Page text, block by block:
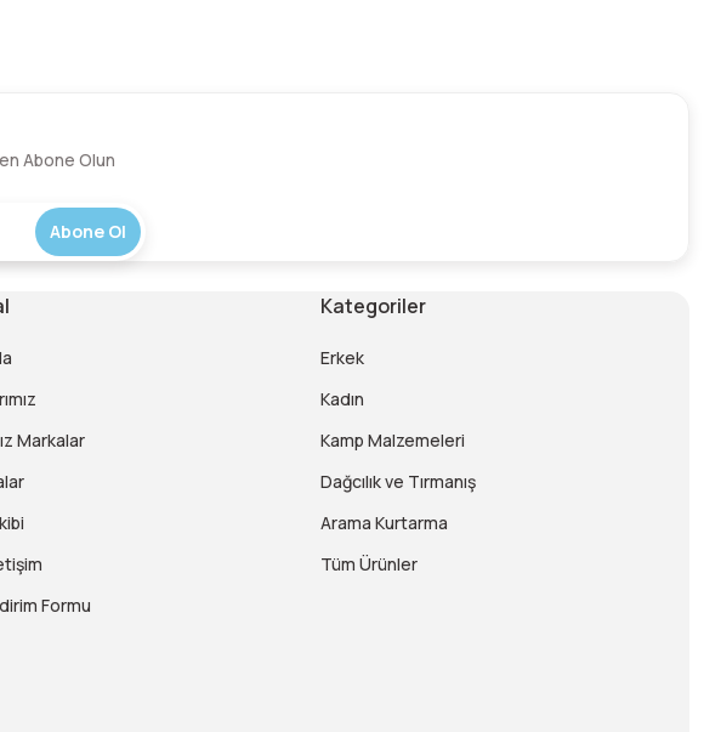
Abone Olun
Abone Ol
Markalar
Formu
Kategoriler
Erkek
Kadın
Kamp Malzemeleri
Dağcılık ve Tırmanış
Arama Kurtarma
Tüm Ürünler